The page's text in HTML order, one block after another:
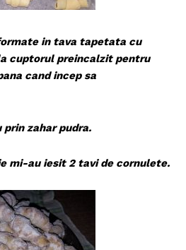
in tava tapetata cu
cuptorul preincalzit pentru
cand incep sa
prin zahar pudra.
mi-au iesit 2 tavi de cornulete.